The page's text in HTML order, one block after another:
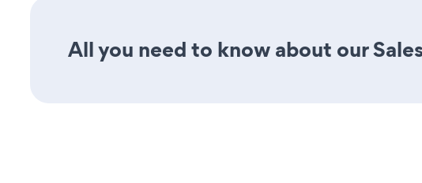
All you need to know about our